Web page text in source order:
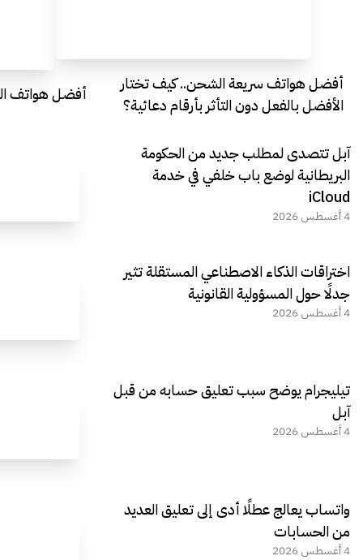
أفضل هواتف سريعة الشحن.. كيف تختار
الأفضل بالفعل دون التأثر بأرقام دعائية؟
أفضل هواتف
آبل تتصدى لمطلب جديد من الحكومة
البريطانية لوضع باب خلفي في خدمة
iCloud
4 أغسطس 2026
اختراقات الذكاء الاصطناعي المستقلة تثير
جدلًا حول المسؤولية القانونية
4 أغسطس 2026
تيليجرام يوضح سبب تعليق حسابه من قبل
آبل
4 أغسطس 2026
واتساب يعالج عطلًا أدى إلى تعليق العديد
من الحسابات
4 أغسطس 2026